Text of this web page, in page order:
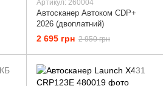
Артикул: 260004
Автосканер Автоком CDP+
2026 (двоплатний)
2 695 грн 2 950 грн